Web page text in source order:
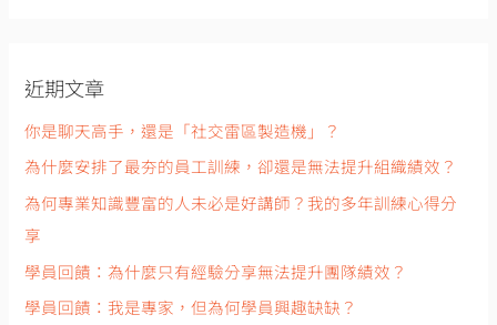
字
:
近期文章
你是聊天高手，還是「社交雷區製造機」？
為什麼安排了最夯的員工訓練，卻還是無法提升組織績效？
為何專業知識豐富的人未必是好講師？我的多年訓練心得分
享
學員回饋：為什麼只有經驗分享無法提升團隊績效？
學員回饋：我是專家，但為何學員興趣缺缺？